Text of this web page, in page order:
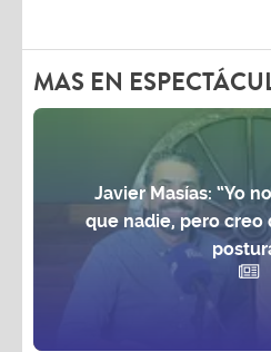
MAS EN
Javier Masías: “Yo
que nadie, pero creo